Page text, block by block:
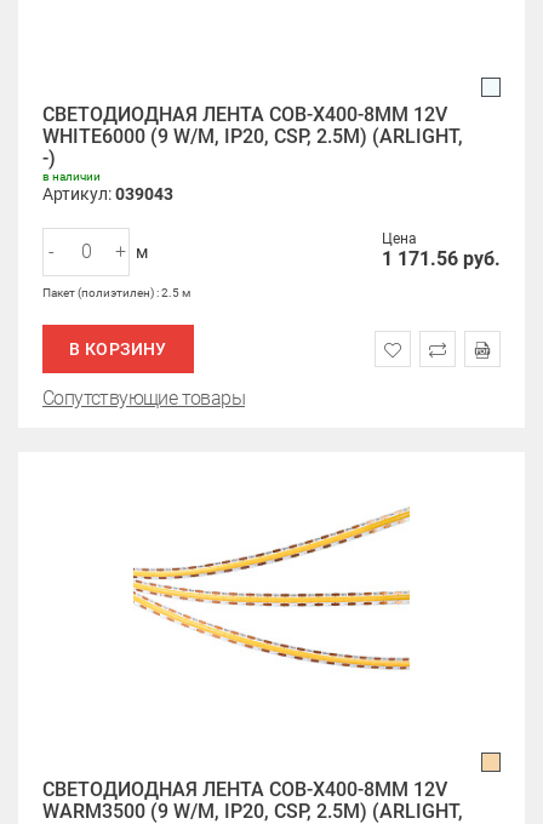
СВЕТОДИОДНАЯ ЛЕНТА COB-X400-8MM 12V
WHITE6000 (9 W/M, IP20, CSP, 2.5M) (ARLIGHT,
-)
в наличии
Артикул:039043
Цена
1 171.56 руб.
- + м
Пакет (полиэтилен) : 2.5 м
В КОРЗИНУ
Сопутствующие товары
СВЕТОДИОДНАЯ ЛЕНТА COB-X400-8MM 12V
WARM3500 (9 W/M, IP20, CSP, 2.5M) (ARLIGHT,